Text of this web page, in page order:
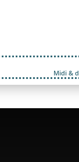
Midi &